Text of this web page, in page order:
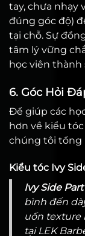
tay, chưa nhạy
đúng góc độ)
tại chỗ. Sự
tâm lý vững
học viên thành
6. Góc Hỏi
Để giúp các
hơn về kiểu
chúng tôi tổng
Kiểu tóc Ivy
Ivy Side Part
bình đến
uốn texture
tại LEK